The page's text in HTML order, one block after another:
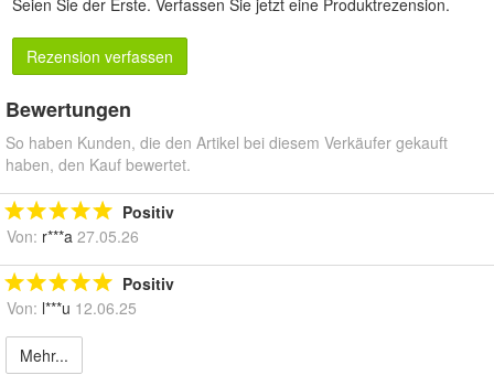
Seien Sie der Erste. Verfassen Sie jetzt eine Produktrezension.
Rezension verfassen
Bewertungen
So haben Kunden, die den Artikel bei diesem Verkäufer gekauft
haben, den Kauf bewertet.
Positiv
Von: r***a 27.05.26
Positiv
Von: l***u 12.06.25
Mehr...